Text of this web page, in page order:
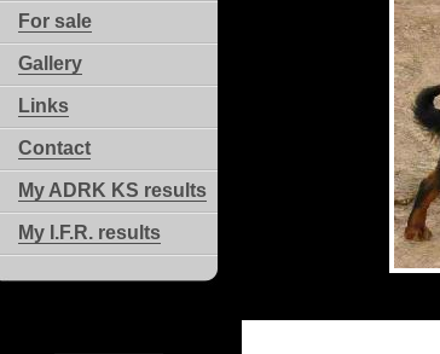
For sale
Gallery
Links
Contact
My ADRK KS results
My I.F.R. results